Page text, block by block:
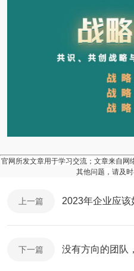
官网所发文章用于学习交流；文章来自网
其他问题，请及
上一篇 2023年企业应该
下一篇 没有方向的团队